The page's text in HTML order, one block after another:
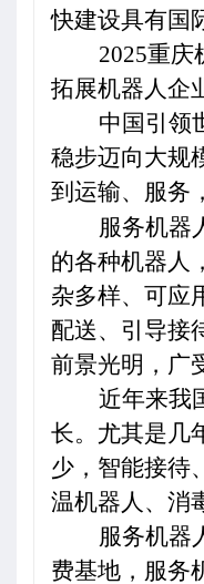
快建设具有国
2025重庆
拓展机器人企
中国引领
稳步迈向大规
到运输、服务
服务机器
的各种机器人
杂多样、可应
配送、引导接
前景光明，广
近年来我
长。尤其是几
少，智能接待
温机器人、消
服务机器
费基地，服务